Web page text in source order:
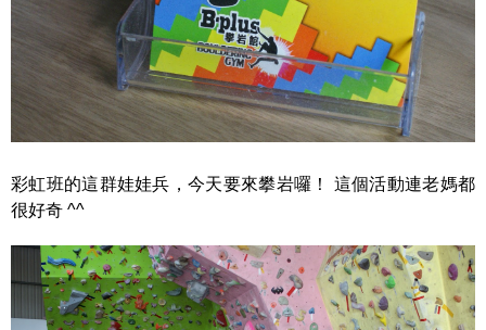
彩虹班的這群娃娃兵，今天要來攀岩囉！
這個活動連老媽都
很好奇 ^^